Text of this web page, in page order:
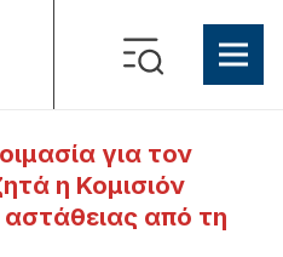
για τον
η Κομισιόν
από τη